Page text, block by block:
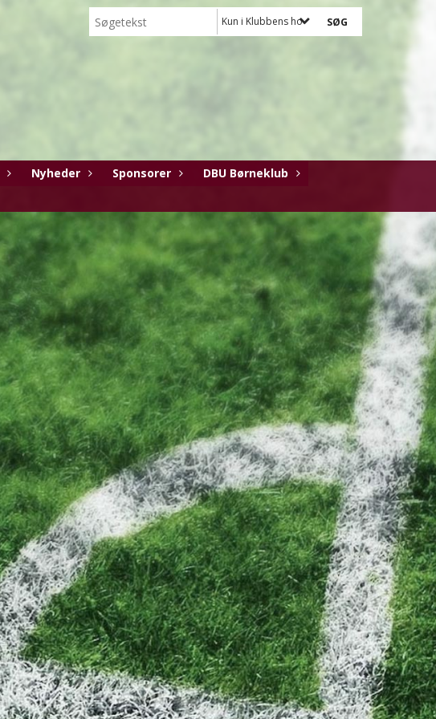
Kun i Klubbens hold
Nyheder Sponsorer
DBU Børneklub